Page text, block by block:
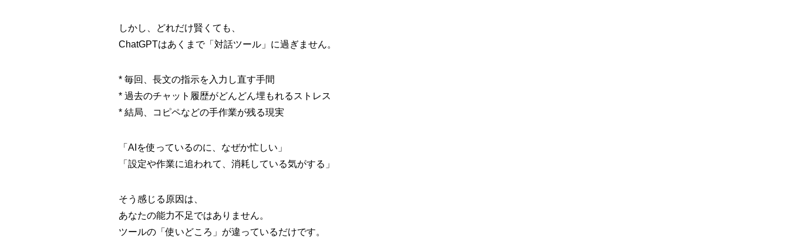
しかし、どれだけ賢くても、
ChatGPTはあくまで「対話ツール」 に過ぎません。
* 毎回、長文の指示を入力し直す手間
* 過去のチャット履歴がどんどん埋もれるストレス
* 結局、コピペなどの手作業が残る現実
「AIを使っているのに、なぜか忙しい」
「設定や作業に追われて、消耗している気がする」
そう感じる原因は、
あなたの能力不足ではありません。
ツールの「使いどころ」が違っているだけです。